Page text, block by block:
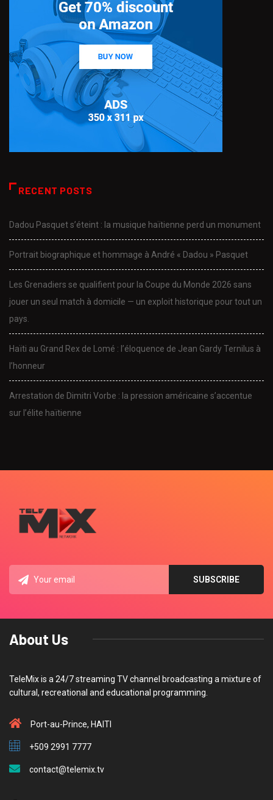
RECENT POSTS
Dadou Pasquet s’éteint : la musique haïtienne perd un monument
Portrait biographique et hommage à André « Dadou » Pasquet
Les Grenadiers se qualifient pour la Coupe du Monde 2026 sans
jouer un seul match à domicile — un exploit historique pour tout un
pays.
Haïti au Grand Rex de Lomé : l’éloquence de Jean Gardy Ternilus à
l’honneur
Arrestation de Dimitri Vorbe : la pression américaine s’accentue
sur l’élite haïtienne
About Us
TeleMix is a 24/7 streaming TV channel broadcasting a mixture of
cultural, recreational and educational programming.
Port-au-Prince, HAITI
+509 2991 7777
contact@telemix.tv